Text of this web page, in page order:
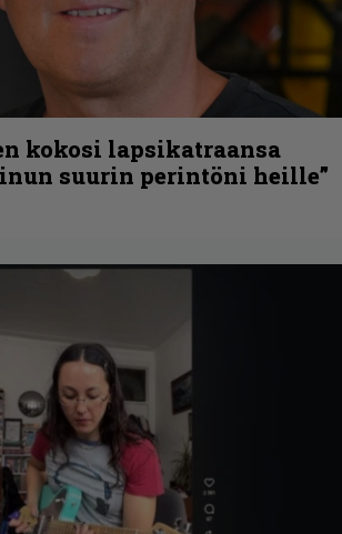
kokosi lapsikatraansa
suurin perintöni heille”